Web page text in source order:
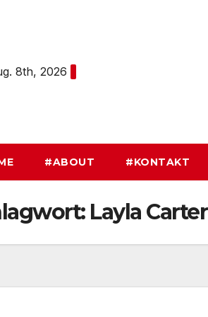
8th, 2026
#ABOUT #KONTAKT
Layla Carter